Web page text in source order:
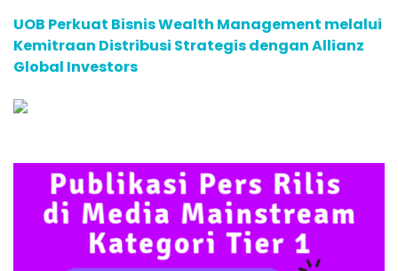
UOB Perkuat Bisnis Wealth Management melalui
Kemitraan Distribusi Strategis dengan Allianz
Global Investors